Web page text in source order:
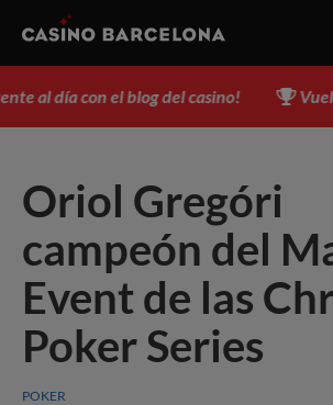
al día con el blog del casino! Vuelve
Oriol Gregóri
campeón del
Event de las
Poker Series
POKER